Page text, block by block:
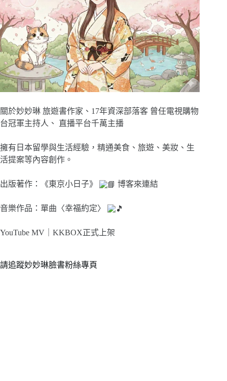
關於妙妙琳 旅遊書作家、17年資深部落客 曾任電視購物
台冠軍主持人、 直播平台千萬主播
擁有日本留學與生活經驗，精通美食、旅遊、美妝、生
活提案等內容創作。
出版著作：《東京小日子》 博客來連結
音樂作品：單曲〈幸福約定〉
YouTube MV｜ KKBOX正式上架
請追蹤妙妙琳臉書粉絲專頁